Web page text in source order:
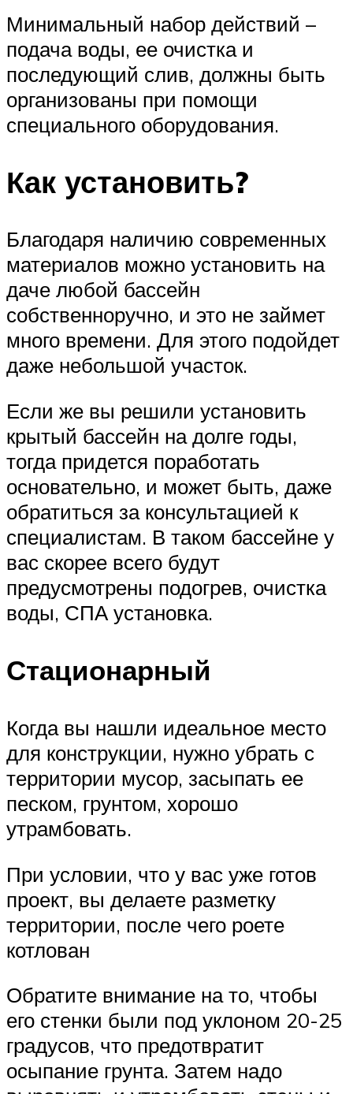
Минимальный набор действий –
подача воды, ее очистка и
последующий слив, должны быть
организованы при помощи
специального оборудования.
Как установить?
Благодаря наличию современных
материалов можно установить на
даче любой бассейн
собственноручно, и это не займет
много времени. Для этого подойдет
даже небольшой участок.
Если же вы решили установить
крытый бассейн на долге годы,
тогда придется поработать
основательно, и может быть, даже
обратиться за консультацией к
специалистам. В таком бассейне у
вас скорее всего будут
предусмотрены подогрев, очистка
воды, СПА установка.
Стационарный
Когда вы нашли идеальное место
для конструкции, нужно убрать с
территории мусор, засыпать ее
песком, грунтом, хорошо
утрамбовать.
При условии, что у вас уже готов
проект, вы делаете разметку
территории, после чего роете
котлован
Обратите внимание на то, чтобы
его стенки были под уклоном 20-25
градусов, что предотвратит
осыпание грунта. Затем надо